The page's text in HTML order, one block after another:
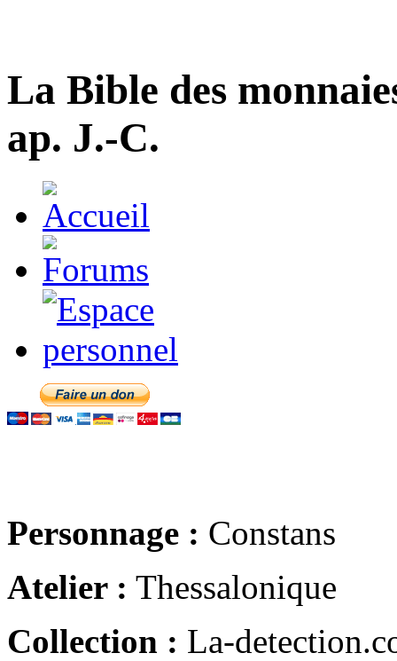
La Bible des
ap. J.-C.
Personnage : Constans
Atelier : Thessalonique
Collection : La-